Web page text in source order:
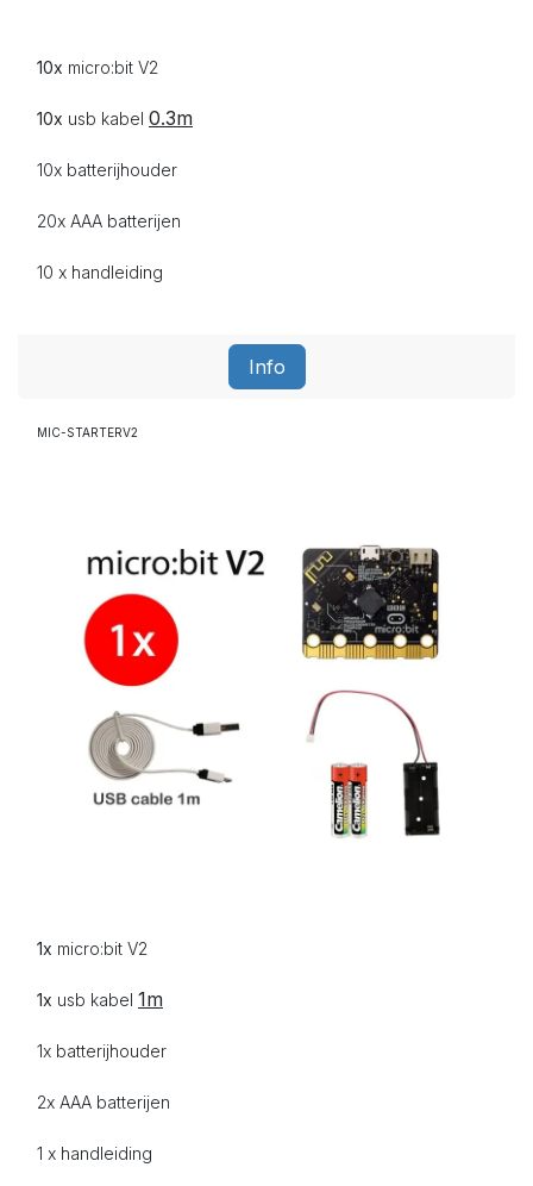
10x micro:bit V2
10x usb kabel 0.3m
10x batterijhouder
20x AAA batterijen
10 x handleiding
Info
MIC-STARTERV2
1x micro:bit V2
1x usb kabel 1m
1x batterijhouder
2x AAA batterijen
1 x handleiding